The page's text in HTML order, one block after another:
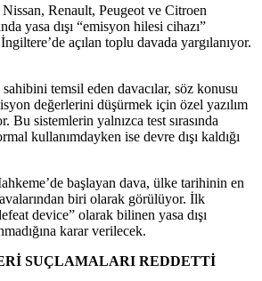
Renault, Peugeot ve Citroen
yasa dışı “emisyon hilesi cihazı”
açılan toplu davada yargılanıyor.
temsil eden davacılar, söz konusu
değerlerini düşürmek için özel yazılım
Bu sistemlerin yalnızca test sırasında
kullanımdayken ise devre dışı kaldığı
başlayan dava, ülke tarihinin en
biri olarak görülüyor. İlk
device” olarak bilinen yasa dışı
karar verilecek.
SUÇLAMALARI REDDETTİ